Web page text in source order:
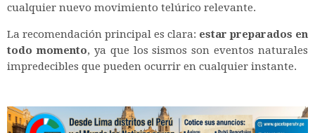
cualquier nuevo movimiento telúrico relevante.
La recomendación principal es clara: estar preparados en
todo momento, ya que los sismos son eventos naturales
impredecibles que pueden ocurrir en cualquier instante.